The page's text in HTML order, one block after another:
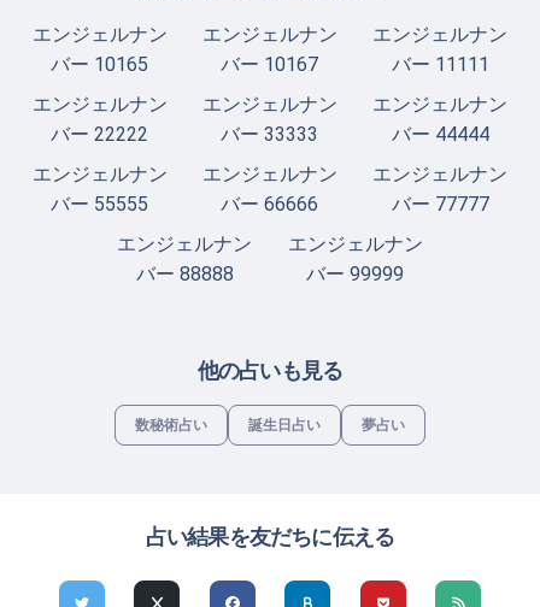
エンジェルナン
バー 10165
エンジェルナン
バー 10167
エンジェルナン
バー 11111
エンジェルナン
バー 22222
エンジェルナン
バー 33333
エンジェルナン
バー 44444
エンジェルナン
バー 55555
エンジェルナン
バー 66666
エンジェルナン
バー 77777
エンジェルナン
バー 88888
エンジェルナン
バー 99999
他の占いも見る
数秘術占い 誕生日占い 夢占い
占い結果を友だちに伝える